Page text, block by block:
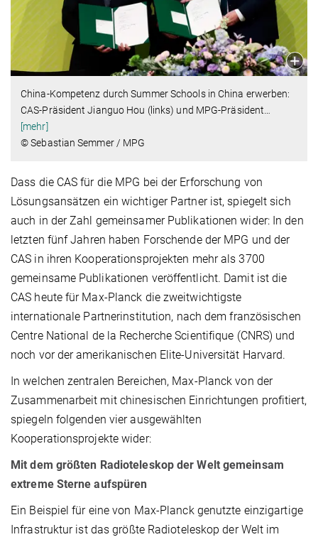
China-Kompetenz durch Summer Schools in China erwerben:
CAS-Präsident Jianguo Hou (links) und MPG-Präsident
[mehr]
© Sebastian Semmer / MPG
Dass die CAS für die MPG bei der Erforschung von
Lösungsansätzen ein wichtiger Partner ist, spiegelt sich
auch in der Zahl gemeinsamer Publikationen wider: In den
letzten fünf Jahren haben Forschende der MPG und der
CAS in ihren Kooperationsprojekten mehr als 3700
gemeinsame Publikationen veröffentlicht. Damit ist die
CAS heute für Max-Planck die zweitwichtigste
internationale Partnerinstitution, nach dem französischen
Centre National de la Recherche Scientifique (CNRS) und
noch vor der amerikanischen Elite-Universität Harvard.
In welchen zentralen Bereichen, Max-Planck von der
Zusammenarbeit mit chinesischen Einrichtungen profitiert,
spiegeln folgenden vier ausgewählten
Kooperationsprojekte wider:
Mit dem größten Radioteleskop der Welt gemeinsam
extreme Sterne aufspüren
Ein Beispiel für eine von Max-Planck genutzte einzigartige
Infrastruktur ist das größte Radioteleskop der Welt im